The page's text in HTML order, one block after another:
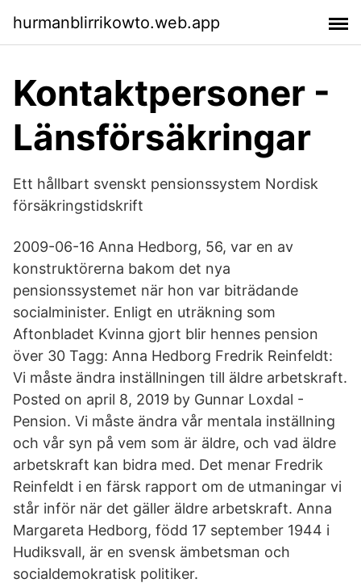
hurmanblirrikowto.web.app
Kontaktpersoner -
Länsförsäkringar
Ett hållbart svenskt pensionssystem Nordisk
försäkringstidskrift
2009-06-16 Anna Hedborg, 56, var en av
konstruktörerna bakom det nya
pensionssystemet när hon var biträdande
socialminister. Enligt en uträkning som
Aftonbladet Kvinna gjort blir hennes pension
över 30 Tagg: Anna Hedborg Fredrik Reinfeldt:
Vi måste ändra inställningen till äldre arbetskraft.
Posted on april 8, 2019 by Gunnar Loxdal -
Pension. Vi måste ändra vår mentala inställning
och vår syn på vem som är äldre, och vad äldre
arbetskraft kan bidra med. Det menar Fredrik
Reinfeldt i en färsk rapport om de utmaningar vi
står inför när det gäller äldre arbetskraft. Anna
Margareta Hedborg, född 17 september 1944 i
Hudiksvall, är en svensk ämbetsman och
socialdemokratisk politiker.